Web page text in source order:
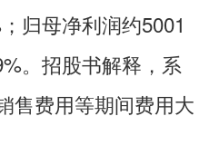
归母净利润约5001
。招股书解释，系
售费用等期间费用大